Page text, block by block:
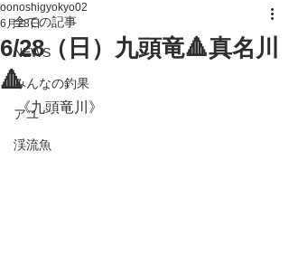
全ての記事
NEWS
みんなの釣果
アユ
渓流魚
6/28（日）九頭竜🔺真名川
🔺
oonoshigyokyo02
6月28日
《九頭竜川》